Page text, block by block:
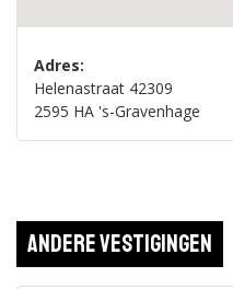
Adres:
Helenastraat 42309
2595 HA 's-Gravenhage
Andere vestigingen